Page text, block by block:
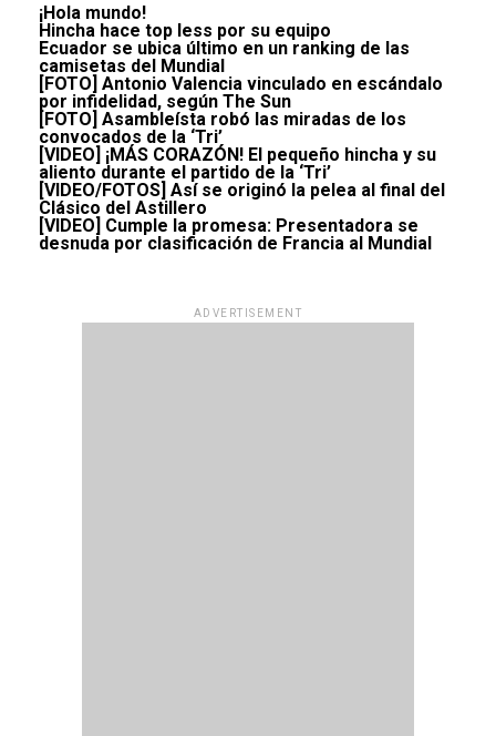
¡Hola mundo!
Hincha hace top less por su equipo
Ecuador se ubica último en un ranking de las
camisetas del Mundial
[FOTO] Antonio Valencia vinculado en escándalo
por infidelidad, según The Sun
[FOTO] Asambleísta robó las miradas de los
convocados de la ‘Tri’
[VIDEO] ¡MÁS CORAZÓN! El pequeño hincha y su
aliento durante el partido de la ‘Tri’
[VIDEO/FOTOS] Así se originó la pelea al final del
Clásico del Astillero
[VIDEO] Cumple la promesa: Presentadora se
desnuda por clasificación de Francia al Mundial
ADVERTISEMENT